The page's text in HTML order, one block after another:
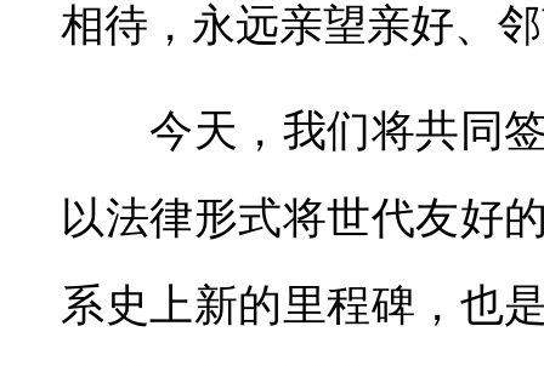
相待，永远亲望亲好、
今天，我们将共同签
以法律形式将世代友好
系史上新的里程碑，也